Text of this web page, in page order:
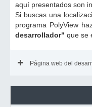
aquí presentados son
Si buscas una
programa PolyView
desarrollador" que se
Página web del